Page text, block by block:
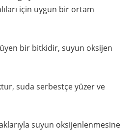
için uygun bir ortam
bir bitkidir, suyun oksijen
suda serbestçe yüzer ve
suyun oksijenlenmesine